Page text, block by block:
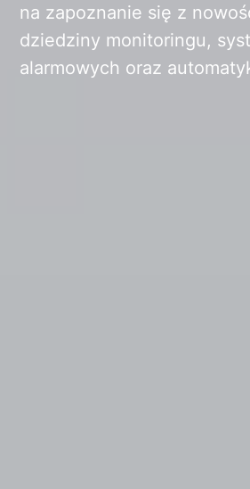
na zapoznanie się z
dziedziny monitoringu,
alarmowych oraz